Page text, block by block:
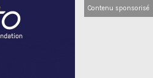
Contenu sponsorisé